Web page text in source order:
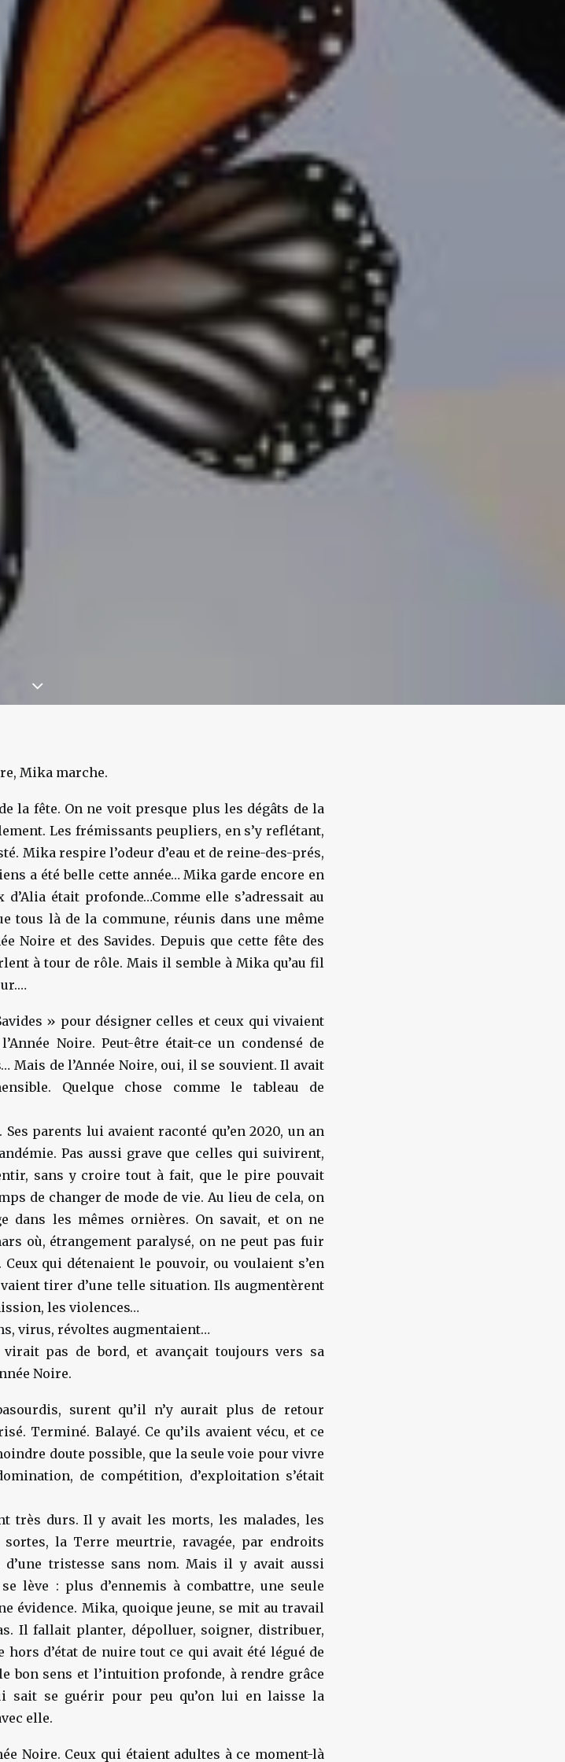
Mika marche.
la fête. On ne voit presque plus les dégâts de la
Les frémissants peupliers, en s’y reflétant,
Mika respire l’odeur d’eau et de reine-des-prés,
a été belle cette année… Mika garde encore en
était profonde…Comme elle s’adressait au
tous là de la commune, réunis dans une même
Noire et des Savides. Depuis que cette fête des
à tour de rôle. Mais il semble à Mika qu’au fil
» pour désigner celles et ceux qui vivaient
Noire. Peut-être était-ce un condensé de
Mais de l’Année Noire, oui, il se souvient. Il avait
Quelque chose comme le tableau de
parents lui avaient raconté qu’en 2020, un an
Pas aussi grave que celles qui suivirent,
sans y croire tout à fait, que le pire pouvait
de changer de mode de vie. Au lieu de cela, on
dans les mêmes ornières. On savait, et on ne
où, étrangement paralysé, on ne peut pas fuir
qui détenaient le pouvoir, ou voulaient s’en
tirer d’une telle situation. Ils augmentèrent
les violences…
virus, révoltes augmentaient…
pas de bord, et avançait toujours vers sa
Noire.
surent qu’il n’y aurait plus de retour
Terminé. Balayé. Ce qu’ils avaient vécu, et ce
doute possible, que la seule voie pour vivre
de compétition, d’exploitation s’était
très durs. Il y avait les morts, les malades, les
la Terre meurtrie, ravagée, par endroits
tristesse sans nom. Mais il y avait aussi
lève : plus d’ennemis à combattre, une seule
évidence. Mika, quoique jeune, se mit au travail
Il fallait planter, dépolluer, soigner, distribuer,
d’état de nuire tout ce qui avait été légué de
bon sens et l’intuition profonde, à rendre grâce
sait se guérir pour peu qu’on lui en laisse la
elle.
Noire. Ceux qui étaient adultes à ce moment-là